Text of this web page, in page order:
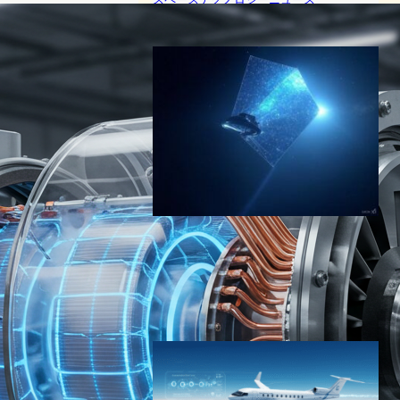
2025年2月25日8:38
Caltech開発の光帆技術が進
化、恒星間飛行の実現へ大き
な一歩
スペーステクノロジーニュース
2025年2月4日7:48